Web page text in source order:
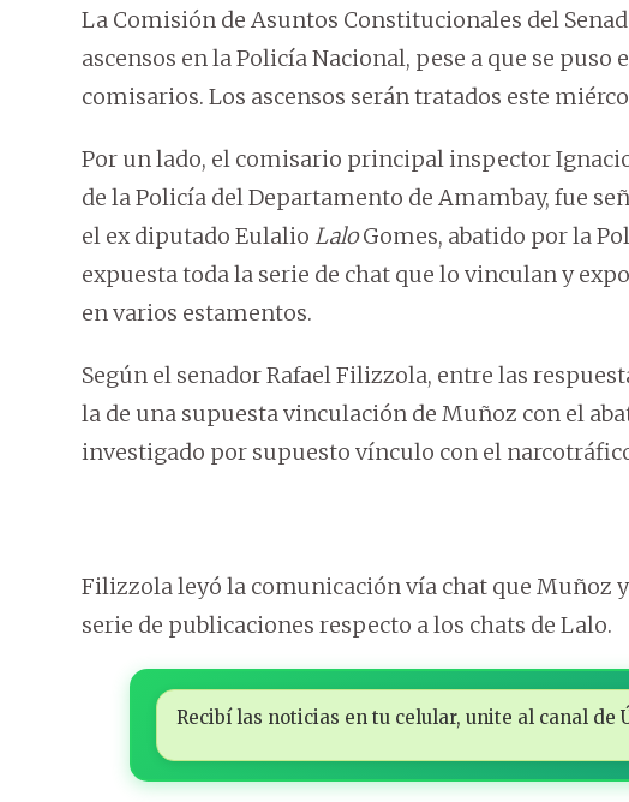
La Comisión de Asuntos Constitucionales del
ascensos en la Policía Nacional, pese a que se puso
comisarios. Los ascensos serán tratados este
Por un lado, el comisario principal inspector
de la Policía del Departamento de Amambay, fue
el ex diputado Eulalio LaloGomes, abatido por la
expuesta toda la serie de chat que lo vinculan y
en varios estamentos.
Según el senador Rafael Filizzola, entre las
la de una supuesta vinculación de Muñoz con el
investigado por supuesto vínculo con el
Filizzola leyó la comunicación vía chat que Muñoz
serie de publicaciones respecto a los chats de Lalo.
Recibí las noticias en tu celular, unite al canal de